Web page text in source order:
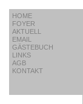
HOME
FOYER
AKTUELL
EMAIL
GÄSTEBUCH
LINKS
AGB
KONTAKT